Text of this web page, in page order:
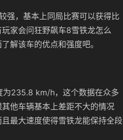
强，基本上同局比赛可以获得比
家会问狂野飙车8雪铁龙怎么
解该车的优点和强度吧。
为235.8 km/h，这个数据在众多
他车辆基本上差距不大的情况
最大速度使得雪铁龙能保持全段